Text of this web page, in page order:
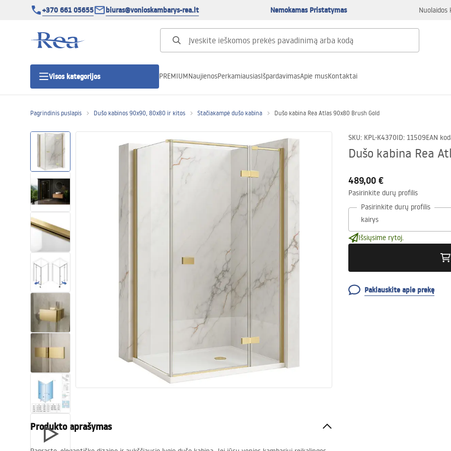
+370 661 05655 biuras@vonioskambarys-rea.lt Nemokamas Pristatymas Nuolaidos
Visos kategorijos
Dušo durys
Vonios dušo padėklai
Linijiniai dušo kanalai
Tualetai
Praustuvas
Vonios ir ekranai
Vonios maišytuvai
Virtuvė
Vonios aksesuarai ir baldai
PREMIUMNaujienosPerkamiausiasIšpardavimasApie musKontaktai
Pagrindinis puslapis Dušo kabinos 90x90, 80x80 ir kitos Stačiakampė dušo kabina Dušo kabina Rea Atlas 90x80 Brush Gold
SKU: KPL-K4370ID: 11509EAN
Dušo kabina Rea
489,00 €
Pasirinkite durų profilis
Pasirinkite durų profilis
Išsiųsime rytoj.
Paklauskite apie prekę
Produkto aprašymas